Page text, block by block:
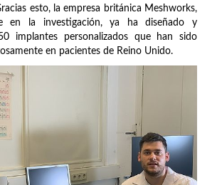
esto, la empresa británica Meshworks,
en la investigación, ya ha diseñado y
implantes personalizados que han sido
en pacientes de Reino Unido.